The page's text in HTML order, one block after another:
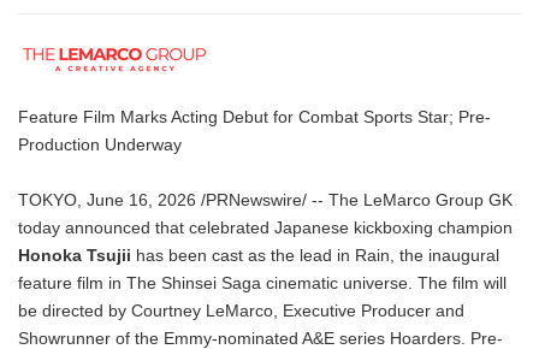
Feature Film Marks Acting Debut for Combat Sports Star; Pre-
Production Underway
TOKYO, June 16, 2026 /PRNewswire/ -- The LeMarco Group GK
today announced that celebrated Japanese kickboxing champion
Honoka Tsujii has been cast as the lead in Rain, the inaugural
feature film in The Shinsei Saga cinematic universe. The film will
be directed by Courtney LeMarco, Executive Producer and
Showrunner of the Emmy-nominated A&E series Hoarders. Pre-